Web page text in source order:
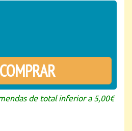
de total inferior a 5,00€